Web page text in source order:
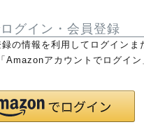
グイン・会員登録
の情報を利用してログインま
Amazonアカウントでログイン